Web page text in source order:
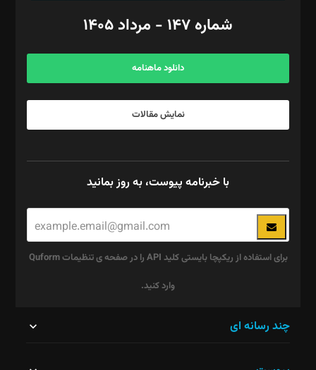
آگهی و مشترکین: ۰۹۱۹۹۹۹۰۴۵۴
شماره ۱۴۷ - مرداد ۱۴۰۵
دانلود ماهنامه
نمایش مقالات
با خبرنامه پیوست، به روز بمانید
برای استفاده از ریکپچا بایستی کلید API را در صفحه ی تنظیمات Quform
وارد کنید.
چند رسانه ای